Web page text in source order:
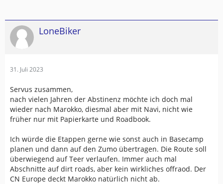
LoneBiker
31. Juli 2023
Servus zusammen,
nach vielen Jahren der Abstinenz möchte ich doch mal
wieder nach Marokko, diesmal aber mit Navi, nicht wie
früher nur mit Papierkarte und Roadbook.
Ich würde die Etappen gerne wie sonst auch in Basecamp
planen und dann auf den Zumo übertragen. Die Route soll
überwiegend auf Teer verlaufen. Immer auch mal
Abschnitte auf dirt roads, aber kein wirkliches offraod. Der
CN Europe deckt Marokko natürlich nicht ab.